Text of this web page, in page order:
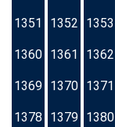
1351 1352 1353
1360 1361 1362
1369 1370 1371
1378 1379 1380